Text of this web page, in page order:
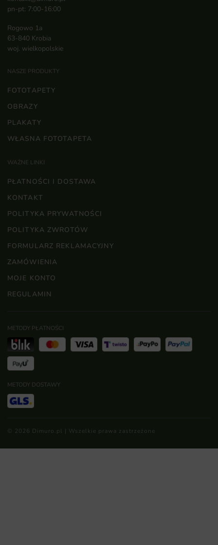
pn-pt: 7:00-16:00
Rogowo 1a
63-840 Krobia
woj. wielkopolskie
NASZE PRODUKTY
FOTOTAPETY
OBRAZY
PLAKATY
WŁASNA FOTOTAPETA
WAŻNE LINKI
PŁATNOŚCI I DOSTAWA
KONTAKT
POLITYKA PRYWATNOŚCI
POLITYKA ZWROTÓW
FORMULARZ REKLAMACYJNY
ZAMÓWIENIA
MOJE KONTO
REGULAMIN
METODY PŁATNOŚCI
METODY DOSTAWY
© 2026 Dimuro.pl | Wszelkie prawa zastrzeżone